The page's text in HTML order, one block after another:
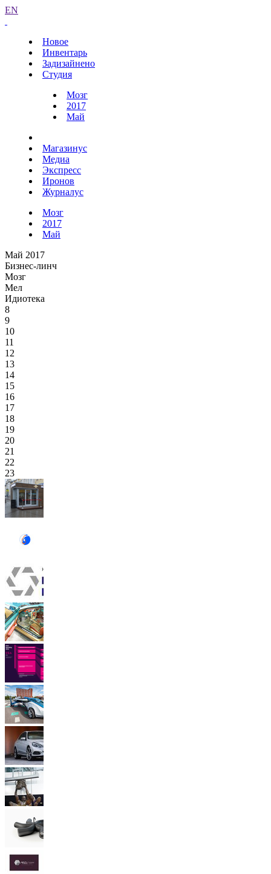
EN
Новое
Инвентарь
Задизайнено
Студия
Мозг
2017
Май
Магазинус
Медиа
Экспресс
Иронов
Журналус
Мозг
2017
Май
Май 2017
Бизнес-линч
Мозг
Мел
Идиотека
8
9
10
11
12
13
14
15
16
17
18
19
20
21
22
23